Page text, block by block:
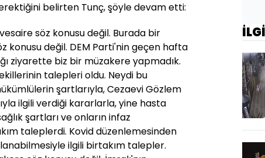
belirten Tunç, şöyle devam etti:
söz konusu değil. Burada bir
konusu değil. DEM Parti'nin geçen hafta
ziyarette biz bir müzakere yapmadık.
talepleri oldu. Neydi bu
şartlarıyla, Cezaevi Gözlem
ilgili verdiği kararlarla, yine hasta
şartları ve onların infaz
taleplerdi. Kovid düzenlemesinden
ilgili birtakım talepler.